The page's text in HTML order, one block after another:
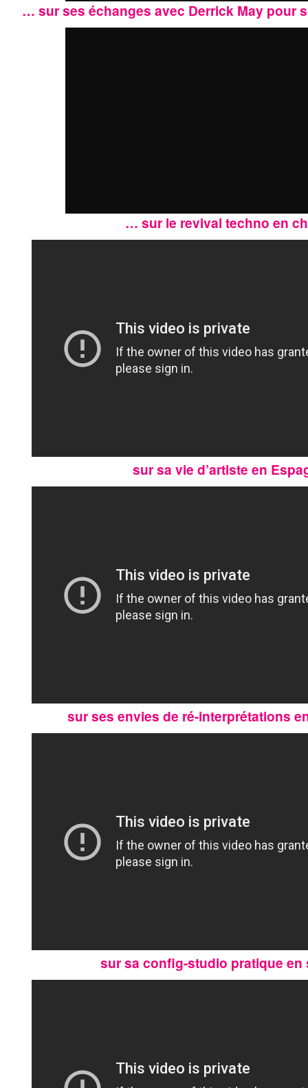
… sur ses échanges avec Derrick May pour
… sur le revival techno en
sur sa vie d’artiste en
sur ses envies de ré-interprétations
sur sa config-studio pratique en